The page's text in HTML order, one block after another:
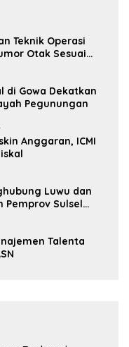
Teknik Operasi
Otak Sesuai
di Gowa Dekatkan
Pegunungan
Anggaran, ICMI
Luwu dan
Pemprov Sulsel
Talenta